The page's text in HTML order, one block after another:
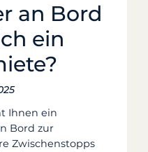
an Bord
ein
Ihnen ein
Bord zur
Zwischenstopps